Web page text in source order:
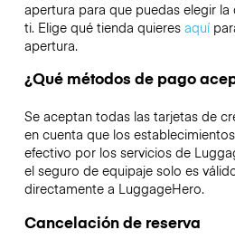
apertura para que puedas elegir
ti. Elige qué tienda quieres aquí
apertura.
¿Qué métodos de pago
Se aceptan todas las tarjetas de
en cuenta que los
efectivo por los servicios de
el seguro de equipaje solo es
directamente a LuggageHero.
Cancelación de reserva